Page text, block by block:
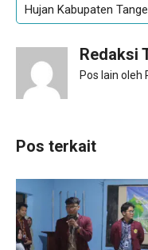
Hujan Kabupaten
Redaksi
Pos lain oleh
Pos terkait